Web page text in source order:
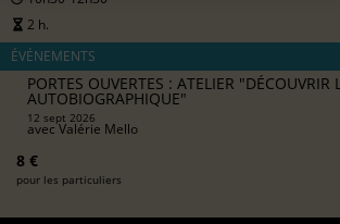
2 h.
ÉVÉNEMENTS
PORTES OUVERTES : ATELIER "DÉCOUVRIR
AUTOBIOGRAPHIQUE"
12 sept 2026
avecValérie Mello
8 €
pour les particuliers